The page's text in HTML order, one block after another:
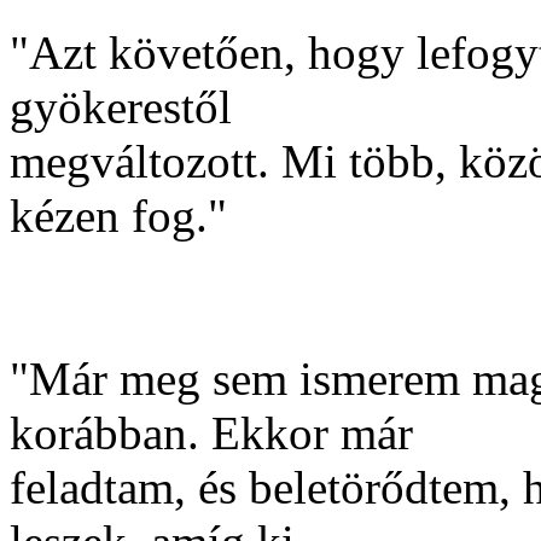
"Azt követően, hogy
gyökerestől
megváltozott. Mi több,
kézen fog."
"Már meg sem ismerem
korábban. Ekkor már
feladtam, és beletörődtem,